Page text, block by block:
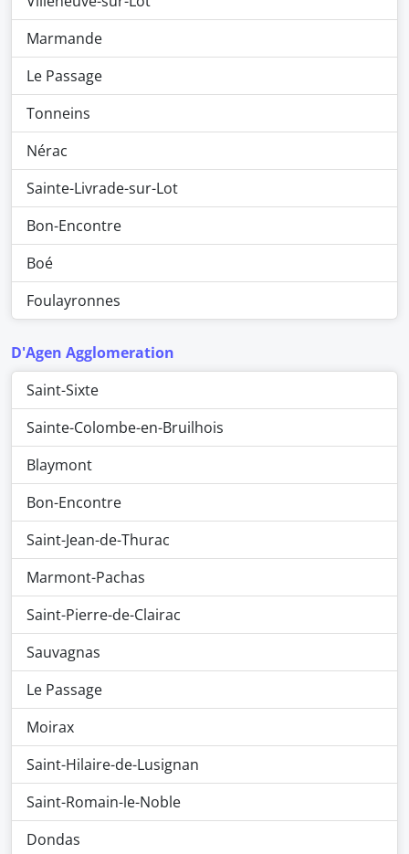
Marmande
Le Passage
Tonneins
Nérac
Sainte-Livrade-sur-Lot
Bon-Encontre
Boé
Foulayronnes
D'Agen Agglomeration
Saint-Sixte
Sainte-Colombe-en-Bruilhois
Blaymont
Bon-Encontre
Saint-Jean-de-Thurac
Marmont-Pachas
Saint-Pierre-de-Clairac
Sauvagnas
Le Passage
Moirax
Saint-Hilaire-de-Lusignan
Saint-Romain-le-Noble
Dondas